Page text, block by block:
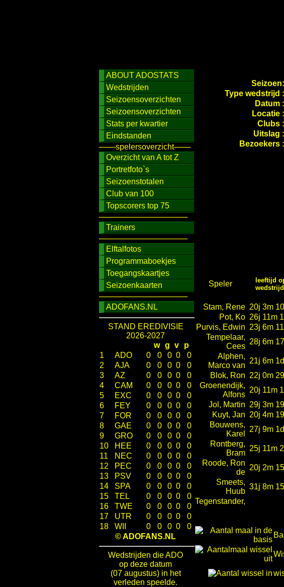
ABOUT ADOSTATS
Wedstrijden
Seizoensoverzichten
Seizoensoverzichten
Stats per kwartier
Eindstanden
───spelersoverzicht───
Overzicht van A tot Z
Portretfoto`s
Seizoenstotalen
Club van 100
Topscorers top 75
────────────────
Trainers
────────────────
Elftalfotos
Programmaboekjes
Toegangskaartjes
Seizoenkaarten
────────────────
ADOFANS.NL
STAND EREDIVISIE
2026-2027
w g v
p
1
ADO 0 0 0 0
0
2
AJA 0 0 0 0
0
3
AZ 0 0 0 0
0
4
CAM 0 0 0 0
0
5
EXC 0 0 0 0
0
6
FEY 0 0 0 0
0
7
FOR 0 0 0 0
0
8
GAE 0 0 0 0
0
9
GRO 0 0 0 0
0
10
HEE 0 0 0 0
0
11
NEC 0 0 0 0
0
12
PEC 0 0 0 0
0
13
PSV 0 0 0 0
0
14
SPA 0 0 0 0
0
15
TEL 0 0 0 0
0
16
TWE 0 0 0 0
0
17
UTR 0 0 0 0
0
18
WII 0 0 0 0
0
© ADOFANS.NL
Wedstrijden die ADO
op deze datum
(07 augustus) in het
verleden speelde.
Seizoen:
Type wedstrijd :
Datum :
Locatie :
Clubs :
Uitslag :
Bezoekers :
Speler
leeftijd
Stam, Rene 20j 3m
Pot, Ko 26j 11m
Purvis, Edwin 23j 6m
Tempelaar,
Cees
28j 6m
Alphen,
Marco van
21j 6m 1d
Blok, Ron 22j 0m
Groenendijk,
Alfons
20j 11m
Jol, Martin 29j 3m
Kuyt, Jan 20j 4m
Bouwens,
Karel
27j 9m 1d
Rontberg,
Bram
25j 11m
Roode, Ron
de
20j 2m
Smeets,
Huub
31j 8m
Tegenstander,